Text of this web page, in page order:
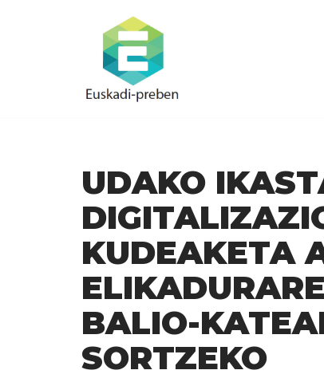
UDAKO
KUDEAKETA
BALIO-
SORTZEKO